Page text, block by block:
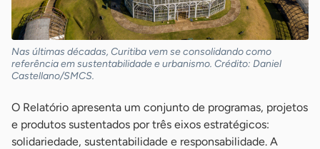
Nas últimas décadas, Curitiba vem se consolidando como
referência em sustentabilidade e urbanismo. Crédito: Daniel
Castellano/SMCS.
O Relatório apresenta um conjunto de programas, projetos
e produtos sustentados por três eixos estratégicos:
solidariedade, sustentabilidade e responsabilidade. A